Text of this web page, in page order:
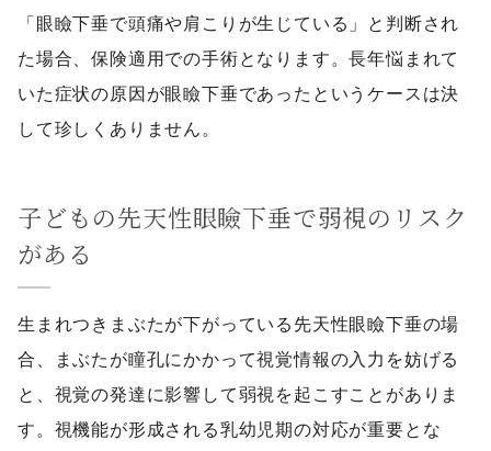
「眼瞼下垂で頭痛や肩こりが生じている」と判断され
た場合、保険適用での手術となります。長年悩まれて
いた症状の原因が眼瞼下垂であったというケースは決
して珍しくありません。
子どもの先天性眼瞼下垂で弱視のリスク
がある
生まれつきまぶたが下がっている先天性眼瞼下垂の場
合、まぶたが瞳孔にかかって視覚情報の入力を妨げる
と、視覚の発達に影響して弱視を起こすことがありま
す。視機能が形成される乳幼児期の対応が重要とな